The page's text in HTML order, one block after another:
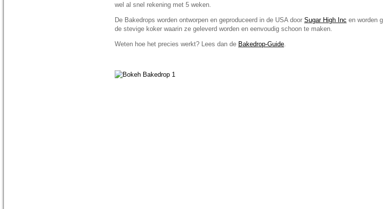
wel al snel rekening met 5 weken.
De Bakedrops worden ontworpen en geproduceerd in de USA door Sugar High Inc en worden
de stevige koker waarin ze geleverd worden en eenvoudig schoon te maken.
Weten hoe het precies werkt? Lees dan de Bakedrop-Guide